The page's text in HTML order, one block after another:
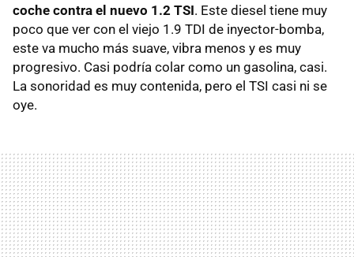
coche contra el nuevo 1.2 TSI. Este diesel tiene muy
poco que ver con el viejo 1.9 TDI de inyector-bomba,
este va mucho más suave, vibra menos y es muy
progresivo. Casi podría colar como un gasolina, casi.
La sonoridad es muy contenida, pero el TSI casi ni se
oye.